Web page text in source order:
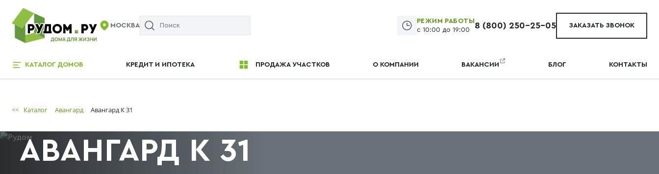
МОСКВА
РЕЖИМ РАБОТЫ
с 10:00 до 19:00
8 (800) 250-25-05 ЗАКАЗАТЬ ЗВОНОК
КАТАЛОГ ДОМОВ КРЕДИТ И ИПОТЕКА ПРОДАЖА УЧАСТКОВ О КОМПАНИИ ВАКАНСИИ БЛОГ КОНТАКТЫ
<< Каталог Авангард Авангард К 31
АВАНГАРД К 31